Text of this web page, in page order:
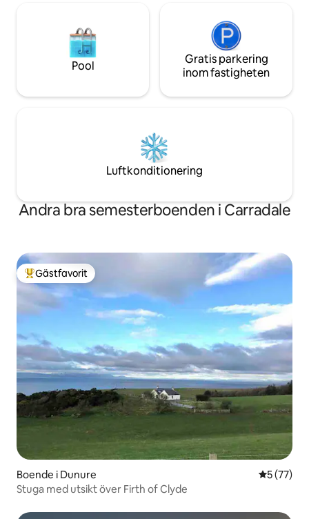
Pool
Gratis parkering
inom fastigheten
Luftkonditionering
Andra bra semesterboenden i Carradale
Populär gästfavorit
Gästfavorit
Boende i Dunure 5 av 5 i
5 (77)
Stuga med utsikt över Firth of Clyde